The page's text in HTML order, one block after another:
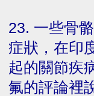
23. 一些骨
症狀，在印
起的關節疾
氟的評論裡